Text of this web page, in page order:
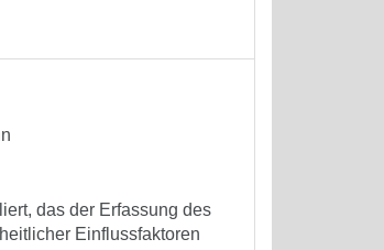
das der Erfassung des
Einflussfaktoren